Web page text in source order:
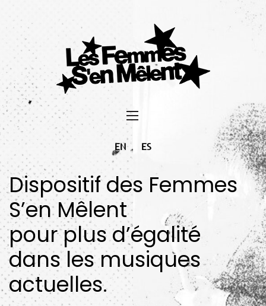
EN ES
Dispositif des Femmes
S’en Mêlent
pour plus d’égalité
dans les musiques
actuelles.